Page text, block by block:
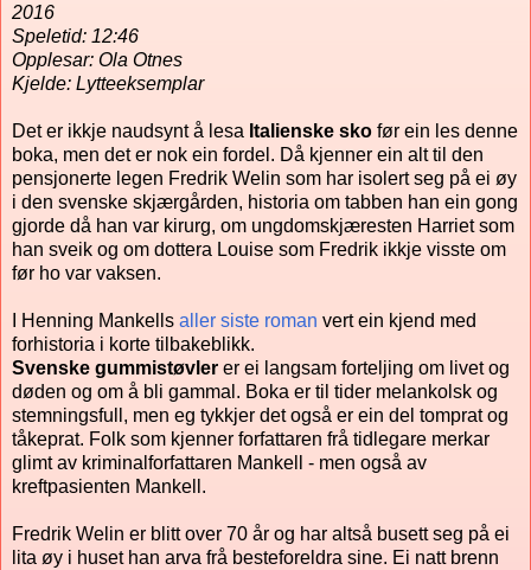
2016
Speletid: 12:46
Opplesar: Ola Otnes
Kjelde: Lytteeksemplar
Det er ikkje naudsynt å lesa Italienske sko før ein les denne
boka, men det er nok ein fordel. Då kjenner ein alt til den
pensjonerte legen Fredrik Welin som har isolert seg på ei øy
i den svenske skjærgården, historia om tabben han ein gong
gjorde då han var kirurg, om ungdomskjæresten Harriet som
han sveik og om dottera Louise som Fredrik ikkje visste om
før ho var vaksen.
I Henning Mankells aller siste roman vert ein kjend med
forhistoria i korte tilbakeblikk.
Svenske gummistøvler er ei langsam forteljing om livet og
døden og om å bli gammal. Boka er til tider melankolsk og
stemningsfull, men eg tykkjer det også er ein del tomprat og
tåkeprat. Folk som kjenner forfattaren frå tidlegare merkar
glimt av kriminalforfattaren Mankell - men også av
kreftpasienten Mankell.
Fredrik Welin er blitt over 70 år og har altså busett seg på ei
lita øy i huset han arva frå besteforeldra sine. Ei natt brenn